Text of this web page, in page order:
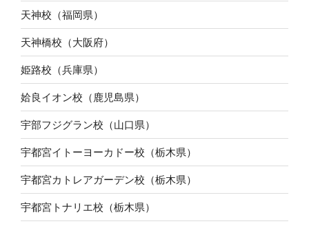
天神校（福岡県）
天神橋校（大阪府）
姫路校（兵庫県）
姶良イオン校（鹿児島県）
宇部フジグラン校（山口県）
宇都宮イトーヨーカドー校（栃木県）
宇都宮カトレアガーデン校（栃木県）
宇都宮トナリエ校（栃木県）